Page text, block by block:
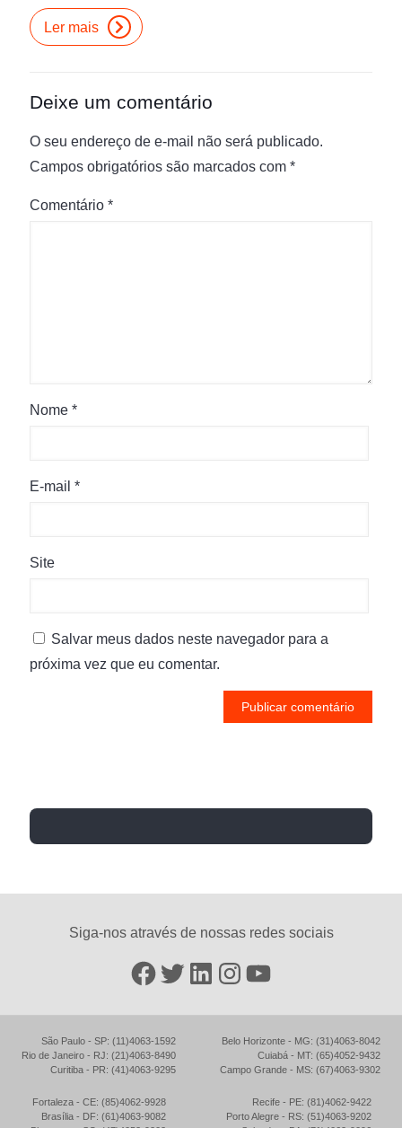
Ler mais
Deixe um comentário
O seu endereço de e-mail não será publicado.
Campos obrigatórios são marcados com *
Comentário *
Nome *
E-mail *
Site
Salvar meus dados neste navegador para a
próxima vez que eu comentar.
Siga-nos através de nossas redes sociais
Facebook
Twitter
LinkedIn
Instagram
YouTube
São Paulo - SP: (11)4063-1592
Rio de Janeiro - RJ: (21)4063-8490
Curitiba - PR: (41)4063-9295
Belo Horizonte - MG: (31)4063-8042
Cuiabá - MT: (65)4052-9432
Campo Grande - MS: (67)4063-9302
Fortaleza - CE: (85)4062-9928
Brasília - DF: (61)4063-9082
Recife - PE: (81)4062-9422
Porto Alegre - RS: (51)4063-9202